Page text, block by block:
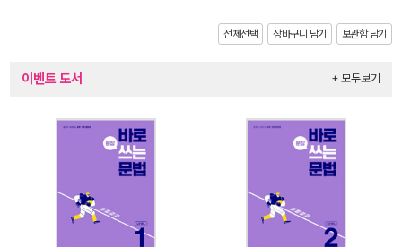
전체선택 장바구니 담기 보관함 담기
이벤트 도서 + 모두보기